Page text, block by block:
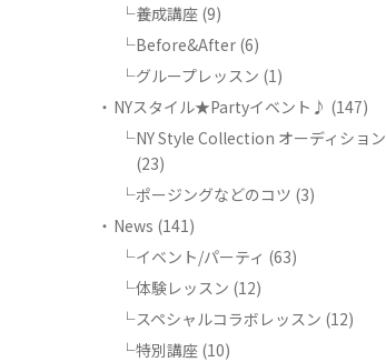
養成講座 (9)
Before&After (6)
グループレッスン (1)
NYスタイル★Partyイベント♪ (147)
NY Style Collection オーディション
(23)
ポージングなどのコツ (3)
News (141)
イベント/パーティ (63)
体験レッスン (12)
スペシャルコラボレッスン (12)
特別講座 (10)